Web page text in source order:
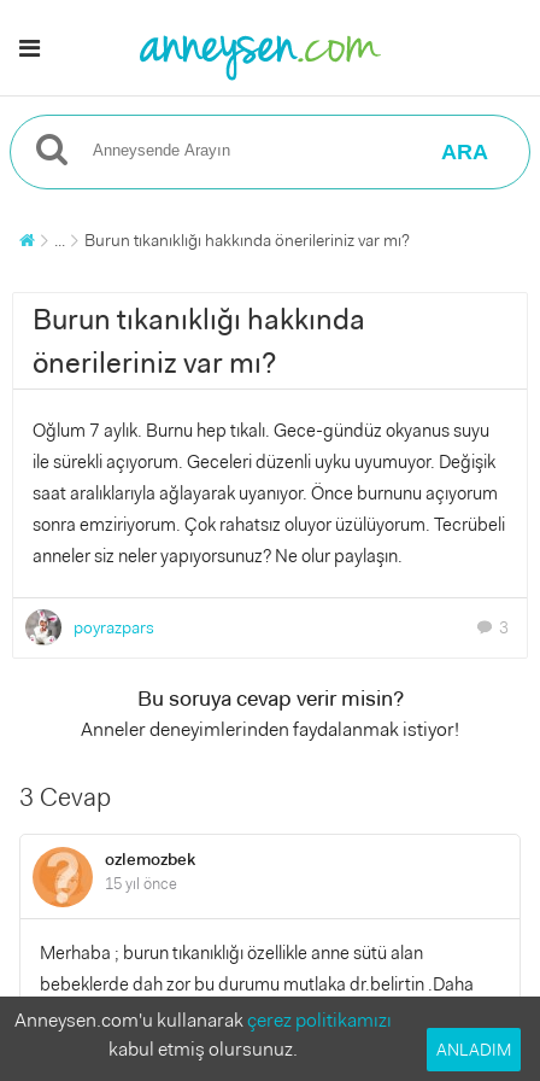
ARA
... Burun tıkanıklığı hakkında önerileriniz var mı?
Burun tıkanıklığı hakkında
önerileriniz var mı?
Oğlum 7 aylık. Burnu hep tıkalı. Gece-gündüz okyanus suyu
ile sürekli açıyorum. Geceleri düzenli uyku uyumuyor. Değişik
saat aralıklarıyla ağlayarak uyanıyor. Önce burnunu açıyorum
sonra emziriyorum. Çok rahatsız oluyor üzülüyorum. Tecrübeli
anneler siz neler yapıyorsunuz? Ne olur paylaşın.
poyrazpars chat 3
Bu soruya cevap verir misin?
Anneler deneyimlerinden faydalanmak istiyor!
3 Cevap
ozlemozbek
15 yıl önce
Merhaba ; burun tıkanıklığı özellikle anne sütü alan
bebeklerde dah zor bu durumu mutlaka dr.belirtin .Daha
rahat nefes alması ve aynı zamanda eme bilmesi için siz
yatın ve bebeğiniz yüzü koyun üstünüze yatırarak emzirmeyi
Anneysen.com'u kullanarakçerez politikamızı
kabul etmiş olursunuz.
ANLADIM